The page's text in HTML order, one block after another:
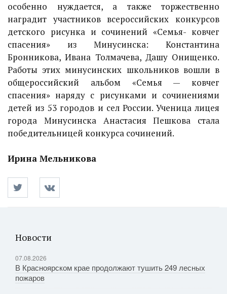
особенно нуждается, а также торжественно
наградит участников всероссийских конкурсов
детского рисунка и сочинений «Семья- ковчег
спасения» из Минусинска: Константина
Бронникова, Ивана Толмачева, Дашу Онищенко.
Работы этих минусинских школьников вошли в
общероссийский альбом «Семья — ковчег
спасения» наряду с рисунками и сочинениями
детей из 53 городов и сел России. Ученица лицея
города Минусинска Анастасия Пешкова стала
победительницей конкурса сочинений.
Ирина Мельникова
Новости
07.08.2026
В Красноярском крае продолжают тушить 249 лесных
пожаров